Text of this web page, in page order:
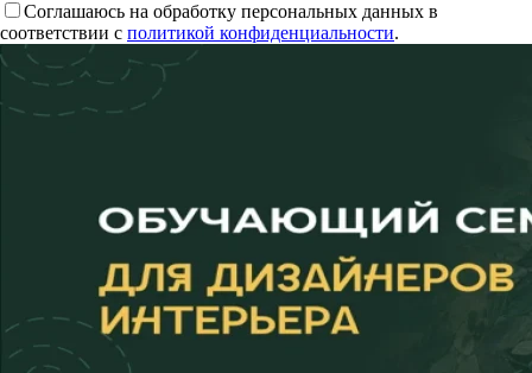
Соглашаюсь на обработку персональных данных в
соответствии с политикой конфиденциальности.